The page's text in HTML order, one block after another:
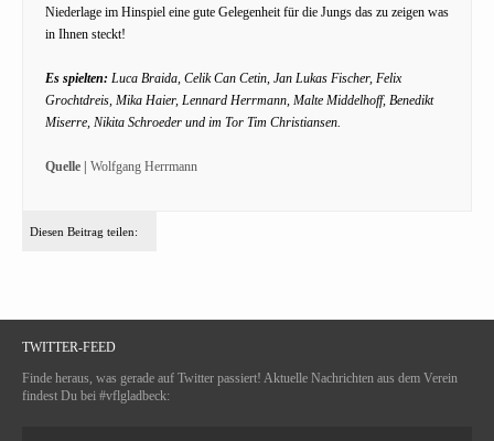
Niederlage im Hinspiel eine gute Gelegenheit für die Jungs das zu zeigen was
in Ihnen steckt!
Es spielten: Luca Braida, Celik Can Cetin, Jan Lukas Fischer, Felix
Grochtdreis, Mika Haier, Lennard Herrmann, Malte Middelhoff, Benedikt
Miserre, Nikita Schroeder und im Tor Tim Christiansen.
Quelle | Wolfgang Herrmann
Diesen Beitrag teilen:
TWITTER-FEED
Finde heraus, was gerade auf Twitter passiert! Aktuelle Nachrichten aus dem Verein
findest Du bei #vflgladbeck: